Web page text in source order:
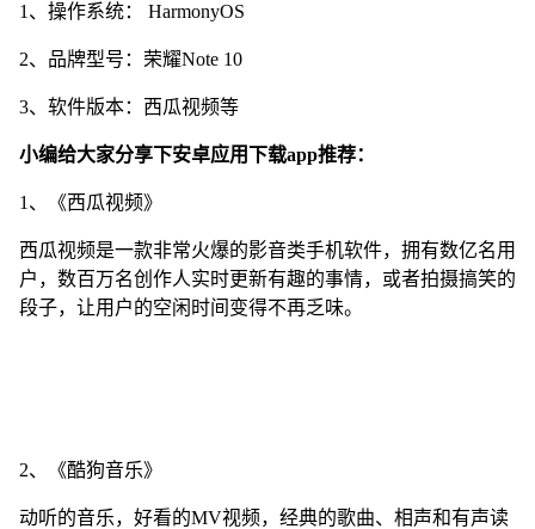
1、操作系统： HarmonyOS
2、品牌型号：荣耀Note 10
3、软件版本：西瓜视频等
小编给大家分享下安卓应用下载app推荐：
1、《西瓜视频》
西瓜视频是一款非常火爆的影音类手机软件，拥有数亿名用
户，数百万名创作人实时更新有趣的事情，或者拍摄搞笑的
段子，让用户的空闲时间变得不再乏味。
2、《酷狗音乐》
动听的音乐，好看的MV视频，经典的歌曲、相声和有声读